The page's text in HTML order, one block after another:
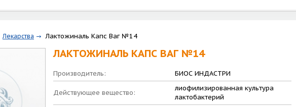
Лекарства Лактожиналь Капс Ваг №14
ЛАКТОЖИНАЛЬ КАПС ВАГ №14
Производитель: БИОС ИНДАСТРИ
Действующее вещество:
лиофилизированная культура
лактобактерий